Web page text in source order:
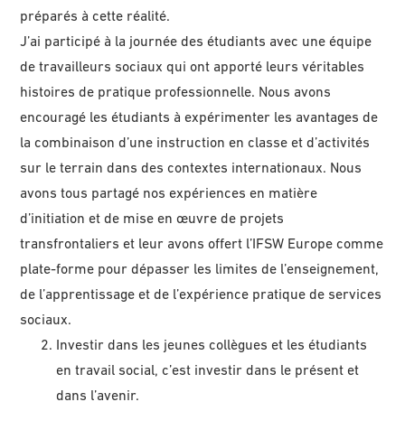
préparés à cette réalité.
J’ai participé à la journée des étudiants avec une équipe
de travailleurs sociaux qui ont apporté leurs véritables
histoires de pratique professionnelle. Nous avons
encouragé les étudiants à expérimenter les avantages de
la combinaison d’une instruction en classe et d’activités
sur le terrain dans des contextes internationaux. Nous
avons tous partagé nos expériences en matière
d’initiation et de mise en œuvre de projets
transfrontaliers et leur avons offert l’IFSW Europe comme
plate-forme pour dépasser les limites de l’enseignement,
de l’apprentissage et de l’expérience pratique de services
sociaux.
Investir dans les jeunes collègues et les étudiants
en travail social, c’est investir dans le présent et
dans l’avenir.